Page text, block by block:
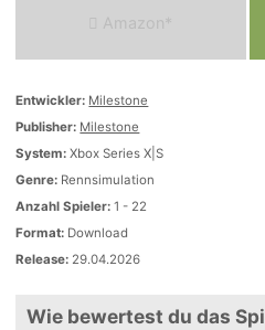
Amazon*
Entwickler: Milestone
Publisher: Milestone
System: Xbox Series X|S
Genre: Rennsimulation
Anzahl Spieler: 1 - 22
Format: Download
Release: 29.04.2026
Wie bewertest du das